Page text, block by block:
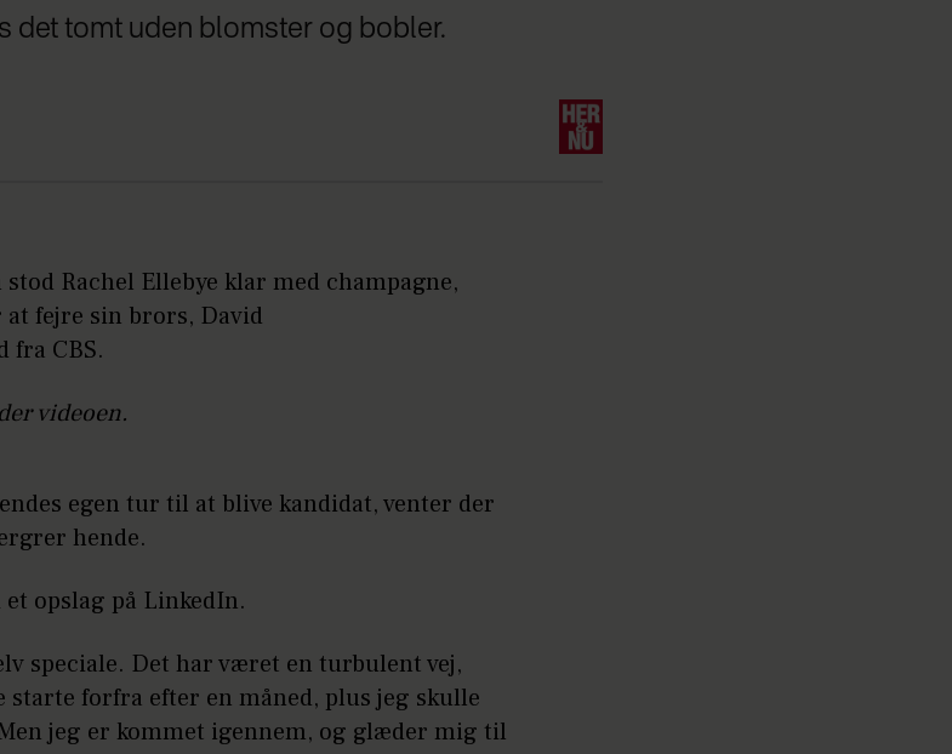
det tomt uden blomster og bobler.
Rachel Ellebye klar med champagne,
fejre sin brors, David
fra CBS.
videoen.
egen tur til at blive kandidat, venter der
hende.
opslag på LinkedIn.
speciale. Det har været en turbulent vej,
starte forfra efter en måned, plus jeg skulle
jeg er kommet igennem, og glæder mig til